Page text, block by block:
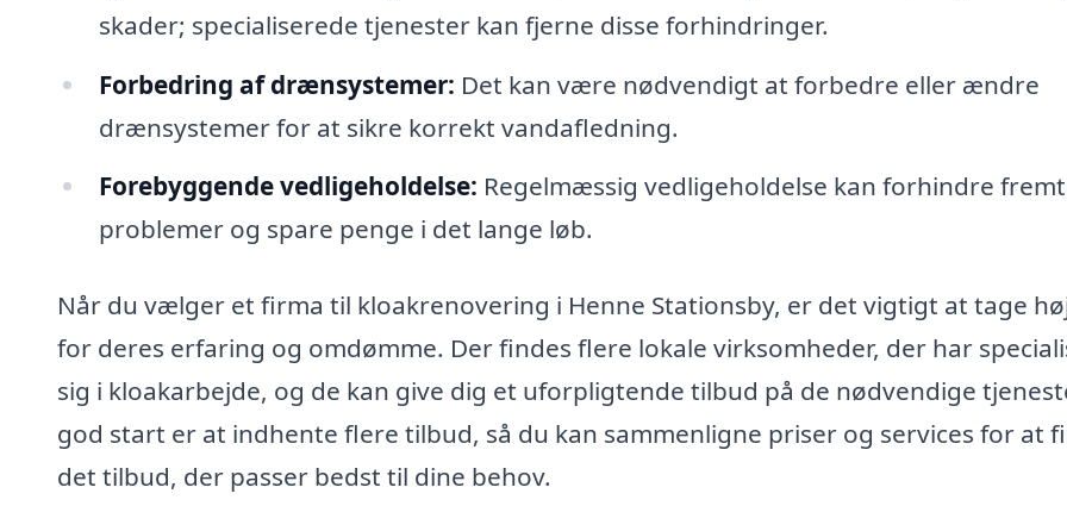
skader; specialiserede tjenester kan fjerne disse forhindringer.
Forbedring af drænsystemer: Det kan være nødvendigt at forbedre eller ændre
drænsystemer for at sikre korrekt vandafledning.
Forebyggende vedligeholdelse: Regelmæssig vedligeholdelse kan forhindre
problemer og spare penge i det lange løb.
Når du vælger et firma til kloakrenovering i Henne Stationsby, er det vigtigt at tage
for deres erfaring og omdømme. Der findes flere lokale virksomheder, der har
sig i kloakarbejde, og de kan give dig et uforpligtende tilbud på de nødvendige
god start er at indhente flere tilbud, så du kan sammenligne priser og services for at
det tilbud, der passer bedst til dine behov.